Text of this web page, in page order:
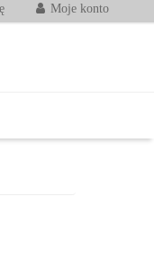
Moje konto